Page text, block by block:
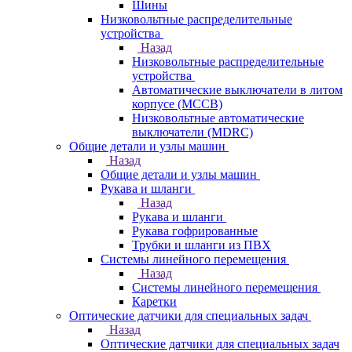
Шины
Низковольтные распределительные
устройства
Назад
Низковольтные распределительные
устройства
Автоматические выключатели в литом
корпусе (MCCB)
Низковольтные автоматические
выключатели (MDRC)
Общие детали и узлы машин
Назад
Общие детали и узлы машин
Рукава и шланги
Назад
Рукава и шланги
Рукава гофрированные
Трубки и шланги из ПВХ
Системы линейного перемещения
Назад
Системы линейного перемещения
Каретки
Оптические датчики для специальных задач
Назад
Оптические датчики для специальных задач